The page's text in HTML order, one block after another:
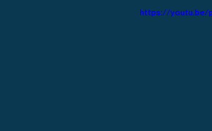
https://youtu.be/